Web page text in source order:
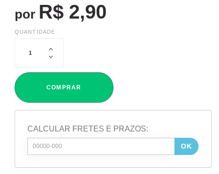
por R$ 2,90
QUANTIDADE
COMPRAR
CALCULAR FRETES E PRAZOS:
OK